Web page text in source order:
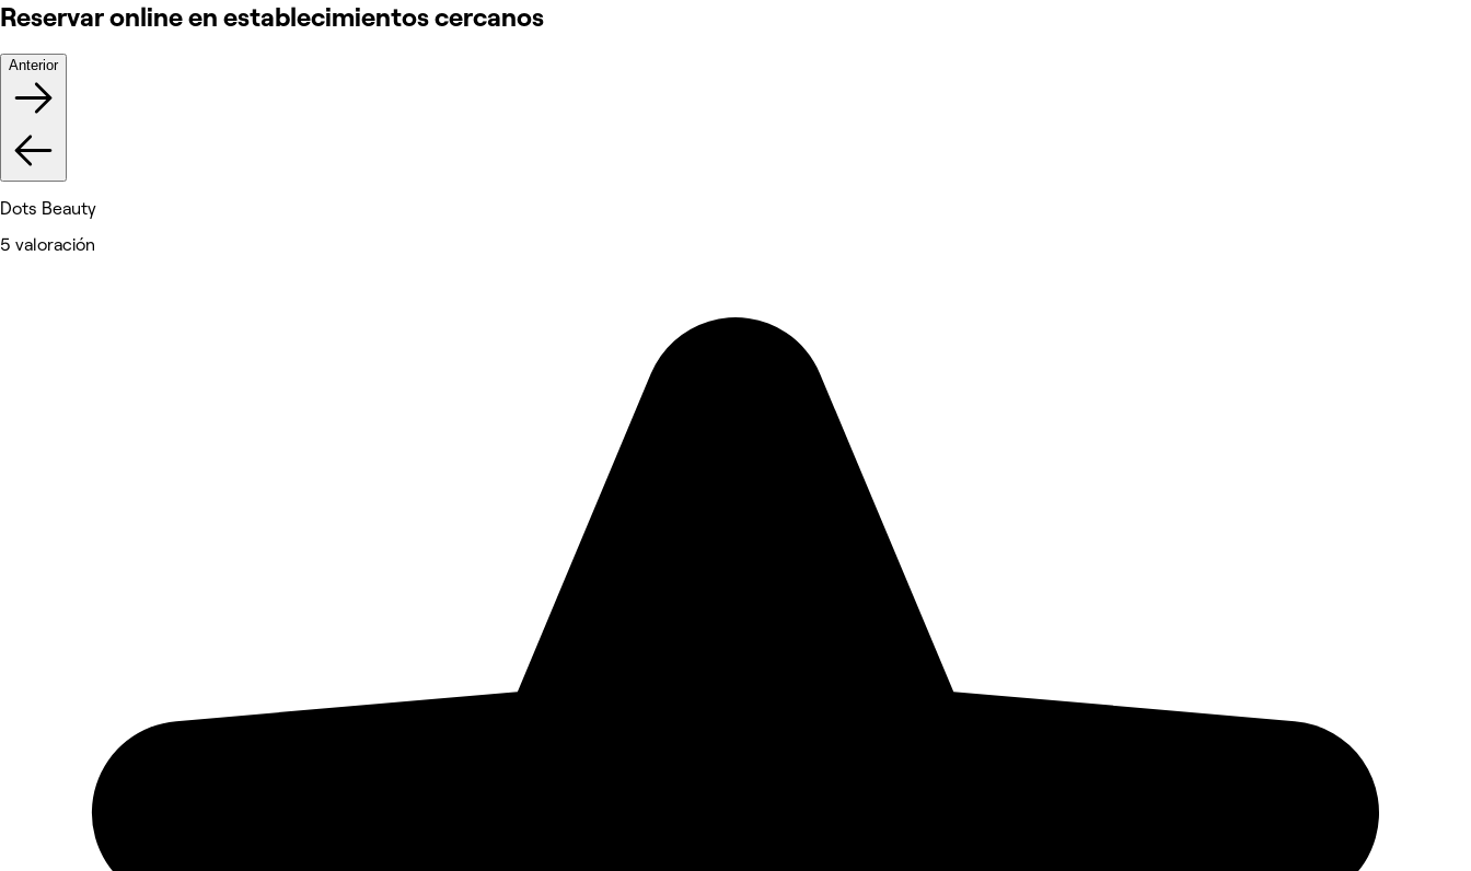
Reservar online en establecimientos cercanos
Anterior
Dots Beauty
5 valoración